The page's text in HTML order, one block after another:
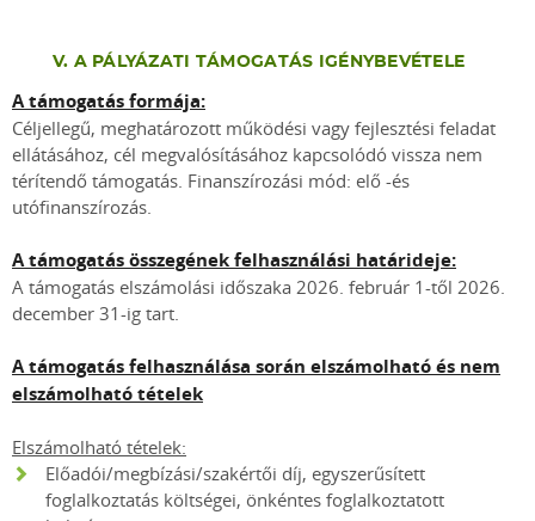
V. A PÁLYÁZATI TÁMOGATÁS IGÉNYBEVÉTELE
A támogatás formája:
Céljellegű, meghatározott működési vagy fejlesztési feladat
ellátásához, cél megvalósításához kapcsolódó vissza nem
térítendő támogatás. Finanszírozási mód: elő -és
utófinanszírozás.
A támogatás összegének felhasználási határideje:
A támogatás elszámolási időszaka 2026. február 1-től 2026.
december 31-ig tart.
A támogatás felhasználása során elszámolható és nem
elszámolható tételek
Elszámolható tételek:
Előadói/megbízási/szakértői díj, egyszerűsített
foglalkoztatás költségei, önkéntes foglalkoztatott